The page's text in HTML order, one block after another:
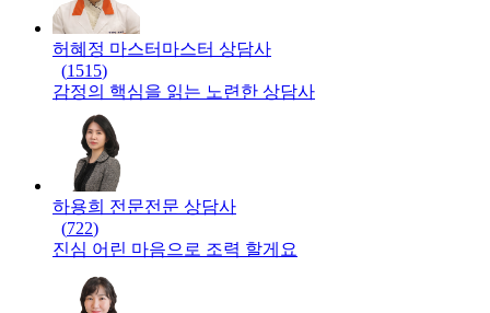
허혜정 마스터 마스터 상담사
(1515)
감정의 핵심을 읽는 노련한 상담사
하용희 전문전문 상담사
(722)
진심 어린 마음으로 조력 할게요